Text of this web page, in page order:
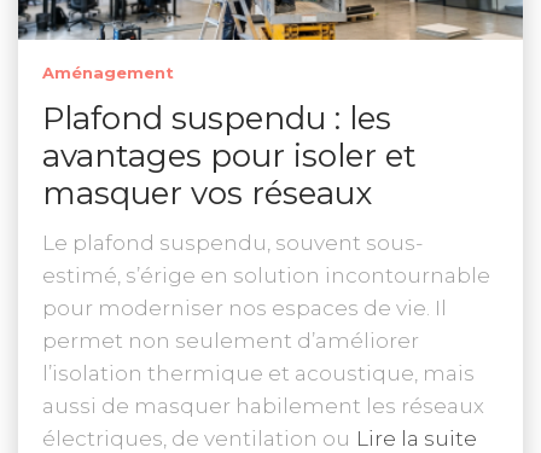
Aménagement
Plafond suspendu : les
avantages pour isoler et
masquer vos réseaux
Le plafond suspendu, souvent sous-
estimé, s’érige en solution incontournable
pour moderniser nos espaces de vie. Il
permet non seulement d’améliorer
l’isolation thermique et acoustique, mais
aussi de masquer habilement les réseaux
électriques, de ventilation ou Lire la suite